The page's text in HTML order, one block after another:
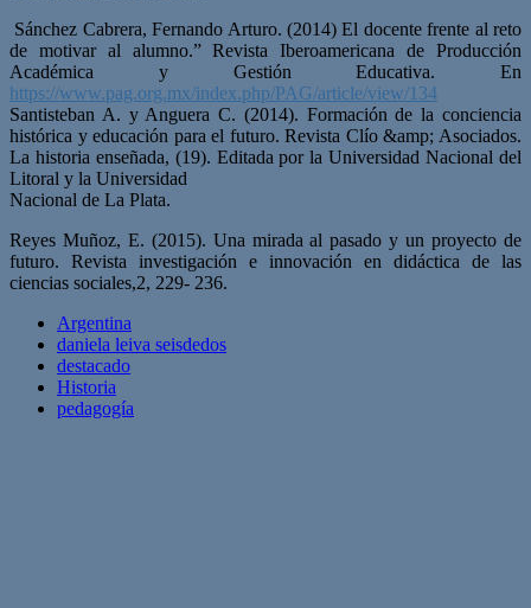
Sánchez Cabrera, Fernando Arturo. (2014) El docente frente al reto
de motivar al alumno.” Revista Iberoamericana de Producción
Académica y Gestión Educativa. En
https://www.pag.org.mx/index.php/PAG/article/view/134
Santisteban A. y Anguera C. (2014). Formación de la conciencia
histórica y educación para el futuro. Revista Clío &amp; Asociados.
La historia enseñada, (19). Editada por la Universidad Nacional del
Litoral y la Universidad
Nacional de La Plata.
Reyes Muñoz, E. (2015). Una mirada al pasado y un proyecto de
futuro. Revista investigación e innovación en didáctica de las
ciencias sociales,2, 229- 236.
Argentina
daniela leiva seisdedos
destacado
Historia
pedagogía